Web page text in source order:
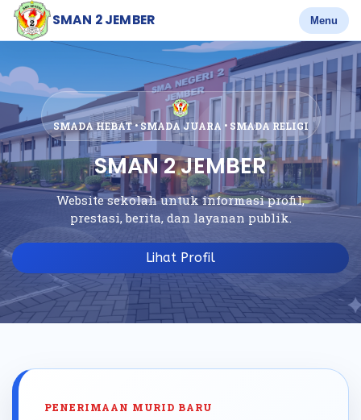
SMAN 2 JEMBER Menu
SMADA HEBAT • SMADA JUARA • SMADA RELIGI
SMAN 2 JEMBER
Website sekolah untuk informasi profil,
prestasi, berita, dan layanan publik.
Lihat Profil
PENERIMAAN MURID BARU